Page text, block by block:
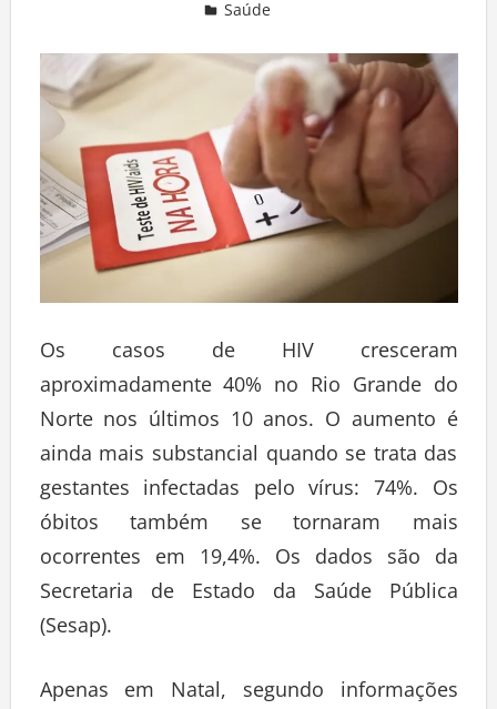
Saúde
Os casos de HIV cresceram
aproximadamente 40% no Rio Grande do
Norte nos últimos 10 anos. O aumento é
ainda mais substancial quando se trata das
gestantes infectadas pelo vírus: 74%. Os
óbitos também se tornaram mais
ocorrentes em 19,4%. Os dados são da
Secretaria de Estado da Saúde Pública
(Sesap).
Apenas em Natal, segundo informações